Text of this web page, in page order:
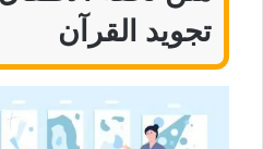
تجويد القرآن